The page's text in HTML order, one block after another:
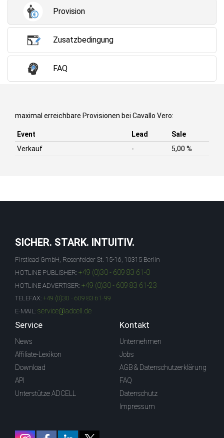
Provision
Zusatzbedingung
FAQ
maximal erreichbare Provisionen bei Cavallo Vero:
Event Lead
Sale
Verkauf
- 5,00 %
SICHER. STARK. INTUITIV.
Firstlead GmbH, Rosenfelder St. 15-16, 10315 Berlin
HOTLINE PUBLISHER: +49 (0)30 - 609 83 61-0
HOTLINE ADVERTISER: +49 (0)30 - 609 83 61-23
TELEFAX: +49 (0)30 - 609 83 61-99
E-MAIL: service@adcell.de
Service
News
Affiliate-Lexikon
Download
API
Unterstütze ADCELL
Kontakt
Unternehmen
Jobs
AGB & Datenschutzerklärung
FAQ
Datenschutz
Impressum